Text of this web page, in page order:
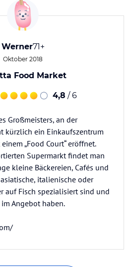
Werner71+
Oktober 2018
Food Market
4,8 / 6
Großmeisters, an der
kürzlich ein Einkaufszentrum
„Food Court“ eröffnet.
Supermarkt findet man
kleine Bäckereien, Cafés und
italienische oder
auf Fisch spezialisiert sind und
Angebot haben.